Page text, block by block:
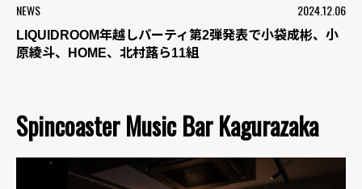
NEWS 2024.12.06
LIQUIDROOM年越しパーティ第2弾発表で小袋成彬、小
原綾斗、HOME、北村蕗ら11組
Spincoaster Music Bar Kagurazaka